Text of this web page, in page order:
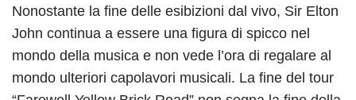
Nonostante la fine delle esibizioni dal vivo, Sir Elton
John continua a essere una figura di spicco nel
mondo della musica e non vede l’ora di regalare al
mondo ulteriori capolavori musicali. La fine del tour